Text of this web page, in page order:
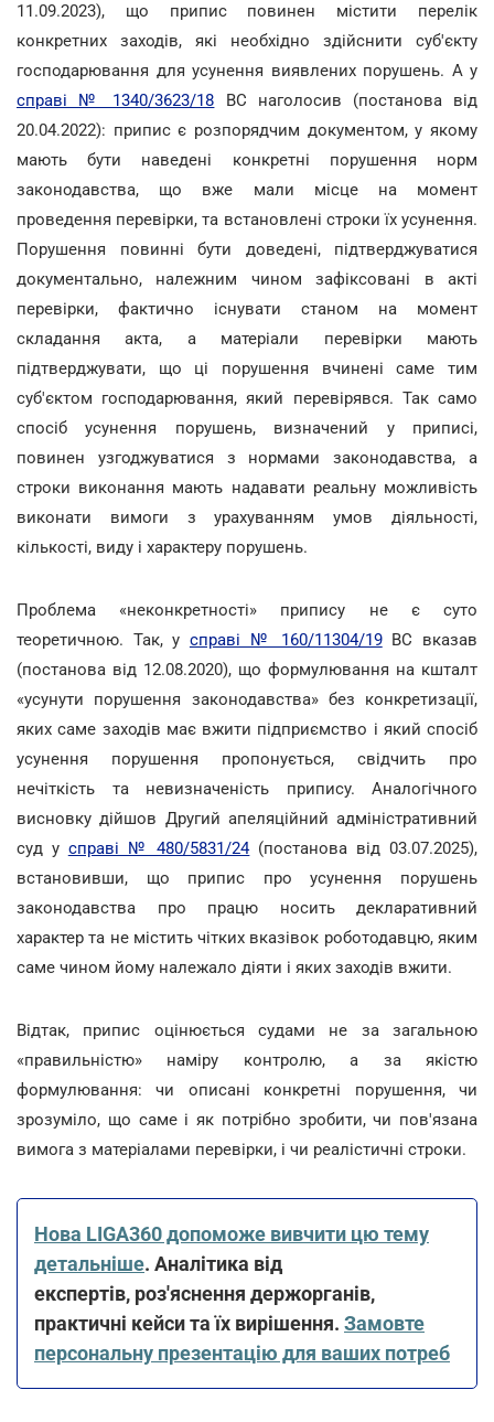
11.09.2023), що припис повинен містити перелік
конкретних заходів, які необхідно здійснити суб'єкту
господарювання для усунення виявлених порушень. А у
справі № 1340/3623/18 ВС наголосив (постанова від
20.04.2022): припис є розпорядчим документом, у якому
мають бути наведені конкретні порушення норм
законодавства, що вже мали місце на момент
проведення перевірки, та встановлені строки їх усунення.
Порушення повинні бути доведені, підтверджуватися
документально, належним чином зафіксовані в акті
перевірки, фактично існувати станом на момент
складання акта, а матеріали перевірки мають
підтверджувати, що ці порушення вчинені саме тим
суб'єктом господарювання, який перевірявся. Так само
спосіб усунення порушень, визначений у приписі,
повинен узгоджуватися з нормами законодавства, а
строки виконання мають надавати реальну можливість
виконати вимоги з урахуванням умов діяльності,
кількості, виду і характеру порушень.
Проблема «неконкретності» припису не є суто
теоретичною. Так, у справі № 160/11304/19ВС вказав
(постанова від 12.08.2020), що формулювання на кшталт
«усунути порушення законодавства» без конкретизації,
яких саме заходів має вжити підприємство і який спосіб
усунення порушення пропонується, свідчить про
нечіткість та невизначеність припису. Аналогічного
висновку дійшов Другий апеляційний адміністративний
суд у справі № 480/5831/24(постанова від 03.07.2025),
встановивши, що припис про усунення порушень
законодавства про працю носить декларативний
характер та не містить чітких вказівок роботодавцю, яким
саме чином йому належало діяти і яких заходів вжити.
Відтак, припис оцінюється судами не за загальною
«правильністю» наміру контролю, а за якістю
формулювання: чи описані конкретні порушення, чи
зрозуміло, що саме і як потрібно зробити, чи пов'язана
вимога з матеріалами перевірки, і чи реалістичні строки.
Нова LIGA360 допоможе вивчити цю тему
детальніше. Аналітика від
експертів, роз'яснення держорганів,
практичні кейси та їх вирішення. Замовте
персональну презентацію для ваших потреб